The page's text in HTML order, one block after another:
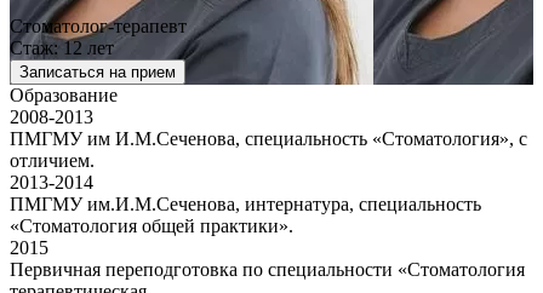
Стоматолог-терапевт
Стаж: 12 лет
Записаться на прием
Образование
2008-2013
ПМГМУ им И.М.Сеченова, специальность «Стоматология», с
отличием.
2013-2014
ПМГМУ им.И.М.Сеченова, интернатура, специальность
«Стоматология общей практики».
2015
Первичная переподготовка по специальности «Стоматология